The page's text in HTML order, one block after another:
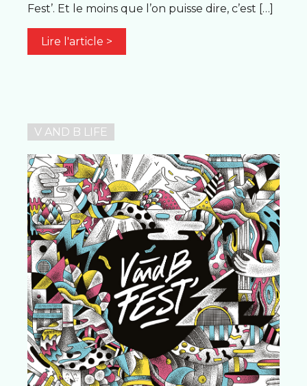
Fest’. Et le moins que l’on puisse dire, c’est […]
Lire l'article >
V AND B LIFE